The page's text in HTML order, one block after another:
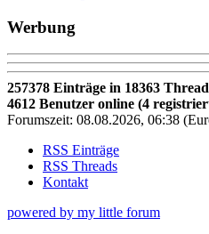
Werbung
257378 Einträge in 18363
4612 Benutzer online (4
Forumszeit: 08.08.2026, 06:38
RSS Einträge
RSS Threads
Kontakt
powered by my little forum